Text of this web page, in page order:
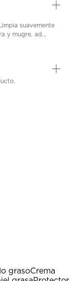
suavemente
y mugre, ad...
grasoCrema